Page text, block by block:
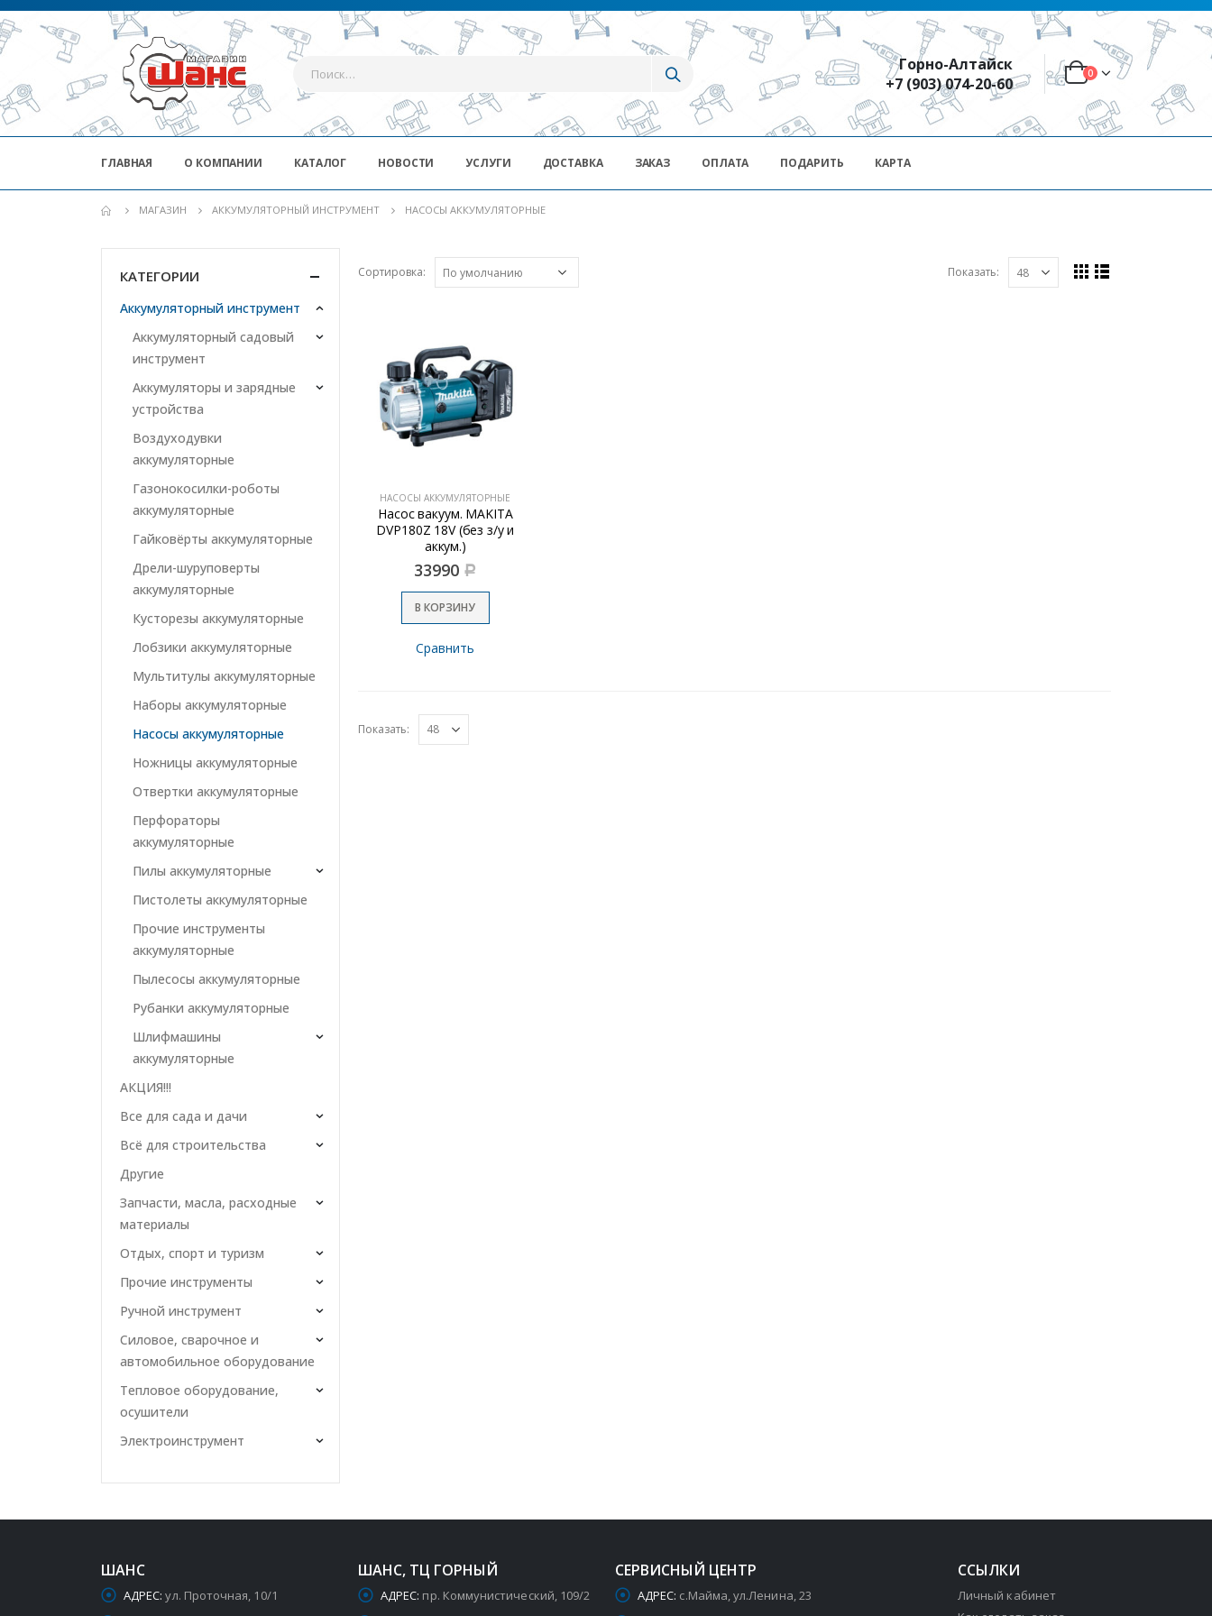
Горно-Алтайск
+7 (903) 074-20-60
0
ГЛАВНАЯ О КОМПАНИИ КАТАЛОГ НОВОСТИ УСЛУГИ ДОСТАВКА ЗАКАЗ ОПЛАТА ПОДАРИТЬ КАРТА
МАГАЗИН АККУМУЛЯТОРНЫЙ ИНСТРУМЕНТ НАСОСЫ АККУМУЛЯТОРНЫЕ
Сортировка: Показать:
НАСОСЫ АККУМУЛЯТОРНЫЕ
Насос вакуум. MAKITA
DVP180Z 18V (без з/у и
аккум.)
33990 Р
В КОРЗИНУ
Сравнить
Показать:
КАТЕГОРИИ
Аккумуляторный инструмент
Аккумуляторный садовый
инструмент
Аккумуляторы и зарядные
устройства
Воздуходувки
аккумуляторные
Газонокосилки-роботы
аккумуляторные
Гайковёрты аккумуляторные
Дрели-шуруповерты
аккумуляторные
Кусторезы аккумуляторные
Лобзики аккумуляторные
Мультитулы аккумуляторные
Наборы аккумуляторные
Насосы аккумуляторные
Ножницы аккумуляторные
Отвертки аккумуляторные
Перфораторы
аккумуляторные
Пилы аккумуляторные
Пистолеты аккумуляторные
Прочие инструменты
аккумуляторные
Пылесосы аккумуляторные
Рубанки аккумуляторные
Шлифмашины
аккумуляторные
АКЦИЯ!!!
Все для сада и дачи
Всё для строительства
Другие
Запчасти, масла, расходные
материалы
Отдых, спорт и туризм
Прочие инструменты
Ручной инструмент
Силовое, сварочное и
автомобильное оборудование
Тепловое оборудование,
осушители
Электроинструмент
ШАНС
АДРЕС: ул. Проточная, 10/1
ШАНС, ТЦ ГОРНЫЙ
АДРЕС: пр. Коммунистический, 109/2
СЕРВИСНЫЙ ЦЕНТР
АДРЕС: с.Майма, ул.Ленина, 23
ССЫЛКИ
Личный кабинет